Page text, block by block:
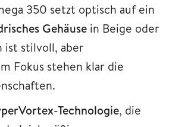
350 setzt optisch auf ein
Gehäuse in Beige oder
ist stilvoll, aber
Fokus stehen klar die
Technologie, die